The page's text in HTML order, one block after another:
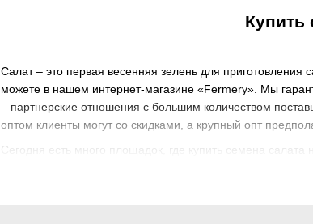
Купить
Салат – это первая весенняя зелень для
можете в нашем интернет-магазине «Fermery». Мы
– партнерские отношения с большим количеством
оптом клиенты могут со скидками, а крупный опт
Сегодня есть много площадок, где купить семена